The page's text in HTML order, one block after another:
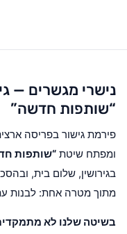
נישרי מגשרים —
“שותפות חדשה”
פירמת גישור בפריסה
ומפתח שיטת “שותפות
בגירושין, שלום בית,
מתוך מטרה אחת: לבנות
בשיטה שלנו לא